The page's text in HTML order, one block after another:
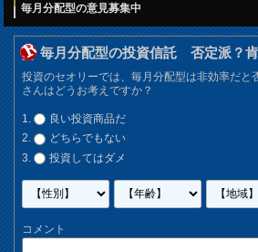
毎月分配型の意見募集中
毎月分配型の投資信託 否定派？
投資のセオリーでは、毎月分配型は非効率だと
さんはどうお考えですか？
良い投資商品だ
どちらでもない
投資してはダメ
コメント